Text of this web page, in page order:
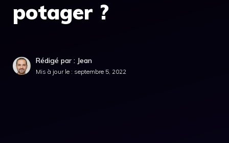
potager ?
Rédigé par : Jean
Mis à jour le : septembre 5, 2022